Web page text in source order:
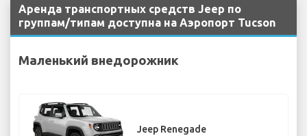
Аренда транспортных средств Jeep по
группам/типам доступна на Аэропорт Tucson
Маленький внедорожник
Jeep Renegade